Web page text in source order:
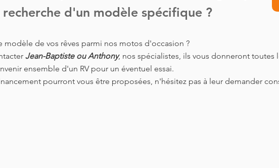
recherche d'un modèle spécifique ?
modèle de vos rêves parmi nos motos d'occasion ?
Jean-Baptiste ou Anthony, nos spécialistes, ils vous donneront toutes
ensemble d'un RV pour un éventuel essai.
pourront vous être proposées, n'hésitez pas à leur demander